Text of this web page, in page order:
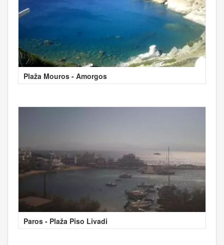
Plaža Mouros - Amorgos
Paros - Plaža Piso Livadi